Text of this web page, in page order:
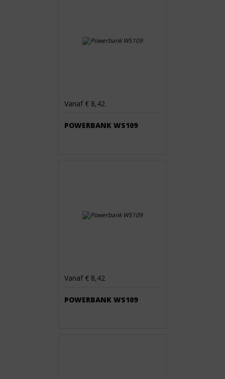
Vanaf € 8,42
POWERBANK WS109
Vanaf € 8,42
POWERBANK WS109